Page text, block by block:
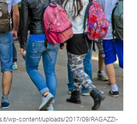
wp-content/uploads/2017/09/RAGAZZI-